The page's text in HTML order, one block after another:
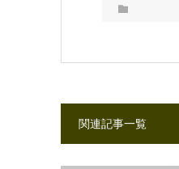
関連記事一覧